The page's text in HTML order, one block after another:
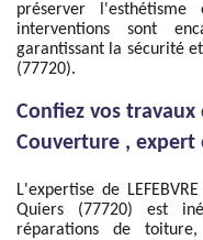
préserver
interventions sont
garantissant la sécurité
(77720).
Confiez vos travaux
Couverture , expert
L'expertise de
Quiers (77720) est
réparations de